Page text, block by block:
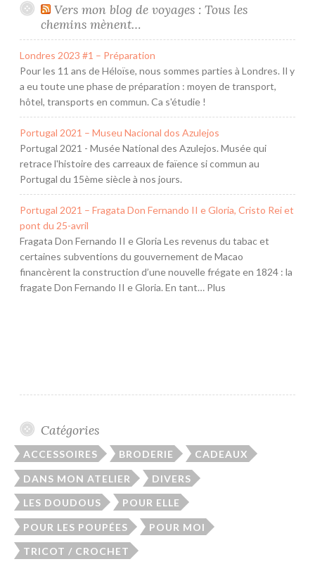
Vers mon blog de voyages : Tous les
chemins mènent…
Londres 2023 #1 – Préparation
Pour les 11 ans de Héloïse, nous sommes parties à Londres. Il y
a eu toute une phase de préparation : moyen de transport,
hôtel, transports en commun. Ca s'étudie !
Portugal 2021 – Museu Nacional dos Azulejos
Portugal 2021 - Musée National des Azulejos. Musée qui
retrace l'histoire des carreaux de faïence si commun au
Portugal du 15ème siècle à nos jours.
Portugal 2021 – Fragata Don Fernando II e Gloria, Cristo Rei et
pont du 25-avril
Fragata Don Fernando II e Gloria Les revenus du tabac et
certaines subventions du gouvernement de Macao
financèrent la construction d’une nouvelle frégate en 1824 : la
fragate Don Fernando II e Gloria. En tant… Plus
Catégories
ACCESSOIRES BRODERIE CADEAUX
DANS MON ATELIER DIVERS
LES DOUDOUS POUR ELLE
POUR LES POUPÉES POUR MOI
TRICOT / CROCHET